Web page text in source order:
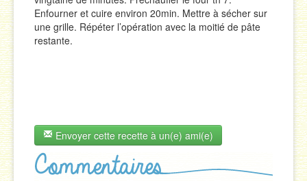
Enfourner et cuire environ 20min. Mettre à sécher sur
une grille. Répéter l’opération avec la moitié de pâte
restante.
Envoyer cette recette à un(e) ami(e)